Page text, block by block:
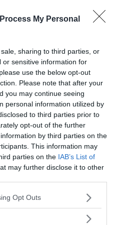
My Personal
sharing to third parties, or
or sensitive information for
use the below opt-out
Please note that after your
you may continue seeing
personal information utilized by
to third parties prior to
opt-out of the further
by third parties on the
This information may
parties on the IAB’s List of
may further disclose it to other
app uses one or more Google
behaviour. You may click to
Opt Outs
i Dagens Juridik